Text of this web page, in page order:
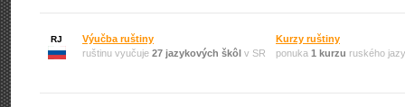
RJ
Výučba ruštiny
ruštinu vyučuje 27 jazykových škôl v SR
Kurzy ruštiny
ponuka 1 kurzu ruského